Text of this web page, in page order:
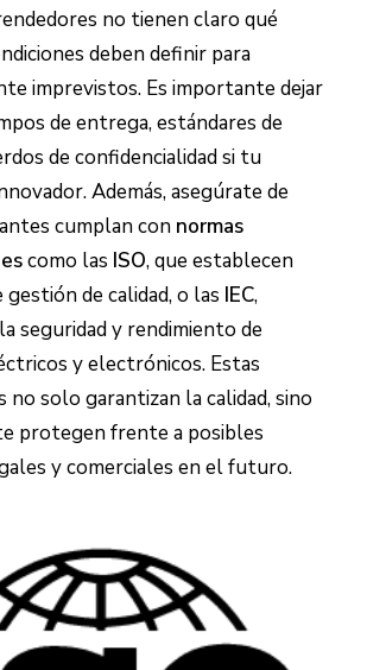
no tienen claro qué
deben definir para
imprevistos. Es importante dejar
de entrega, estándares de
de confidencialidad si tu
Además, asegúrate de
cumplan con normas
como las ISO, que establecen
gestión de calidad, o las IEC,
seguridad y rendimiento de
y electrónicos. Estas
no solo garantizan la calidad, sino
protegen frente a posibles
y comerciales en el futuro.